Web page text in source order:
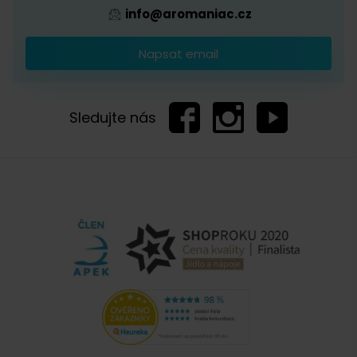
info@aromaniac.cz
Napsat email
Sledujte nás